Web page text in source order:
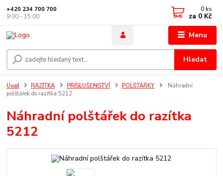
Menu
Hledat
+420 234 700 700
9:00 - 15:00
0 ks
za 0 Kč
Úvod RAZÍTKA PŘÍSLUŠENSTVÍ POLŠTÁŘKY
Náhradní
polštářek do razítka 5212
Náhradní polštářek do razítka
5212